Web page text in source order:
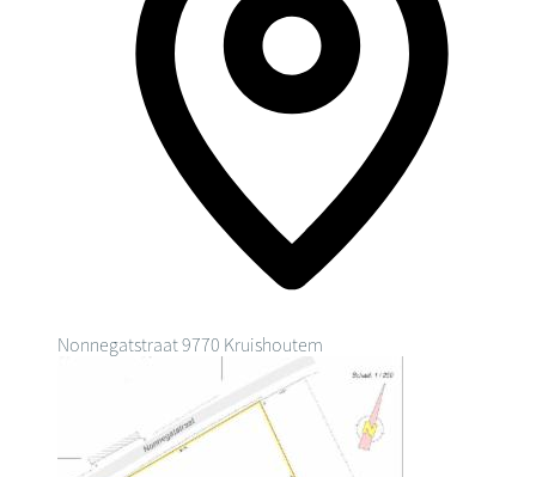
Nonnegatstraat9770 Kruishoutem